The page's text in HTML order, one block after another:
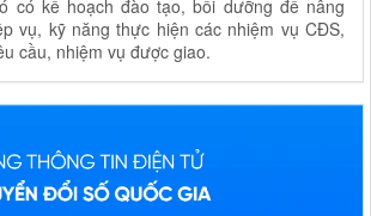
có kế hoạch đào tạo, bồi dưỡng để nâng
vụ, kỹ năng thực hiện các nhiệm vụ CĐS,
cầu, nhiệm vụ được giao.